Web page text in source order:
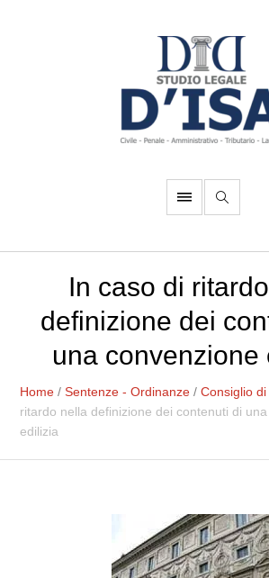
In caso di
definizione dei
una convenzione
Home /Sentenze - Ordinanze /Consiglio
ritardo nella definizione dei contenuti di
edilizia